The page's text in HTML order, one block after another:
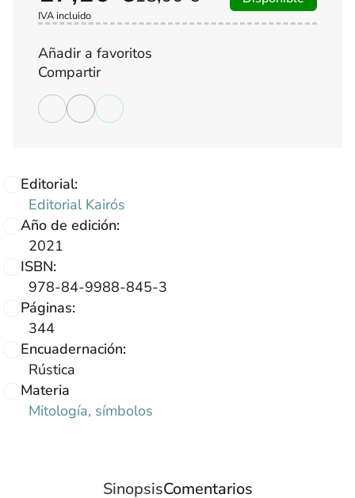
Editorial:
Editorial Kairós
Año de edición:
2021
ISBN:
978-84-9988-845-3
Páginas:
344
Encuadernación:
Rústica
Materia
Mitología, símbolos
IVA incluido
Añadir a favoritos
Compartir
SinopsisComentarios